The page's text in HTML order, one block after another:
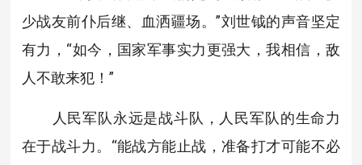
少战友前仆后继、血洒疆场。”刘世钺的声音坚定
有力，“如今，国家军事实力更强大，我相信，敌
人不敢来犯！”
人民军队永远是战斗队，人民军队的生命力
在于战斗力。“能战方能止战，准备打才可能不必